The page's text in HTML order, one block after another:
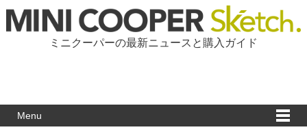
ミニクーパーの最新ニュースと購入ガイド
Menu